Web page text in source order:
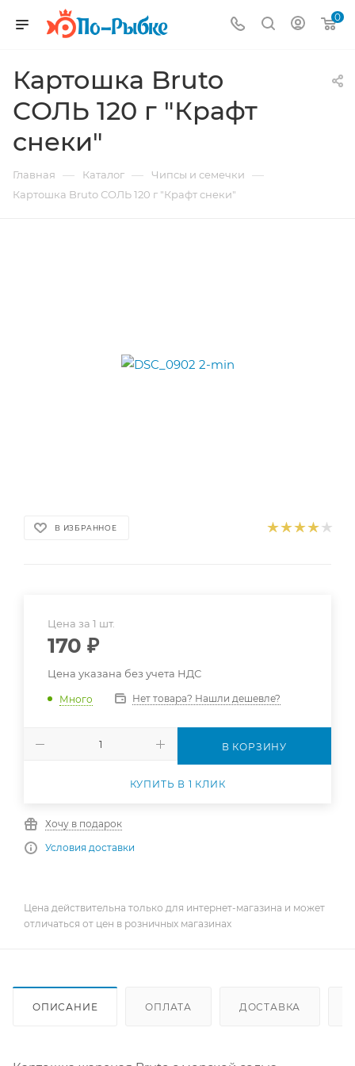
0
Картошка Bruto
СОЛЬ 120 г "Крафт
снеки"
Главная — Каталог — Чипсы и семечки —
Картошка Bruto СОЛЬ 120 г "Крафт снеки"
В ИЗБРАННОЕ
Цена за 1 шт.
170 ₽
Цена указана без учета НДС
Много Нет товара? Нашли дешевле?
В КОРЗИНУ
КУПИТЬ В 1 КЛИК
Хочу в подарок
Условия доставки
Цена действительна только для интернет-магазина и может
отличаться от цен в розничных магазинах
ОПИСАНИЕ ОПЛАТА ДОСТАВКА